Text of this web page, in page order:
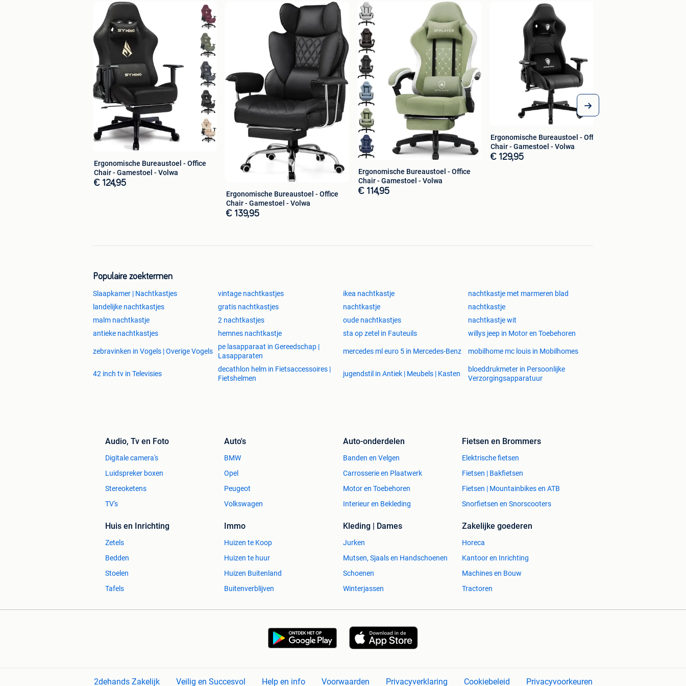
roze en groen.
Kenmerken van de wasbakkranen:
Kleur: wit/zwart/groen/blauw/roze
Afmetingen (l x b x h):
Kleur van het product: Zwart
Materiaal: bewerkt hout
Afmetingen per standaard: 34 x 30 x 14,5 cm (l x b x h)
Inhoud levering:
2 nachtkastjes
1 x Handleiding
Dit product wordt geleverd in 1 pakket.
Veiligheidswaarschuwing
Let op: installeer het zorgvuldig en zorg ervoor dat het meubel stabiel is voor gebruik. Niet
Ergonomische Bureaustoel - Office
Chair - Gamestoel - Volwa
€ 124,95
Ergonomische Bureaustoel - Office
Chair - Gamestoel - Volwa
€ 139,95
Ergonomische Bureaustoel - Office
Chair - Gamestoel - Volwa
€ 114,95
Ergonomische Bureaustoel - Office
Chair - Gamestoel - Volwa
€ 129,95
Populaire zoektermen
Slaapkamer | Nachtkastjes vintage nachtkastjes ikea nachtkastje
nachtkastje met marmeren blad
landelijke nachtkastjes
gratis nachtkastjes nachtkastje
nachtkastje
malm nachtkastje
2 nachtkastjes oude nachtkastjes
nachtkastje wit
antieke nachtkastjes
hemnes nachtkastje sta op zetel in Fauteuils willys jeep in Motor en Toebehoren
zebravinken in Vogels | Overige Vogels
pe lasapparaat in Gereedschap |
Lasapparaten
mercedes ml euro 5 in Mercedes-Benz mobilhome mc louis in Mobilhomes
42 inch tv in Televisies
decathlon helm in Fietsaccessoires |
Fietshelmen
jugendstil in Antiek | Meubels | Kasten
bloeddrukmeter in Persoonlijke
Verzorgingsapparatuur
Audio, Tv en Foto
Digitale camera's
Luidspreker boxen
Stereoketens
TV's
Auto's
BMW
Opel
Peugeot
Volkswagen
Auto-onderdelen
Banden en Velgen
Carrosserie en Plaatwerk
Motor en Toebehoren
Interieur en Bekleding
Fietsen en Brommers
Elektrische fietsen
Fietsen | Bakfietsen
Fietsen | Mountainbikes en ATB
Snorfietsen en Snorscooters
Huis en Inrichting
Zetels
Bedden
Stoelen
Tafels
Immo
Huizen te Koop
Huizen te huur
Huizen Buitenland
Buitenverblijven
Kleding | Dames
Jurken
Mutsen, Sjaals en Handschoenen
Schoenen
Winterjassen
Zakelijke goederen
Horeca
Kantoor en Inrichting
Machines en Bouw
Tractoren
2dehands Zakelijk Veilig en Succesvol Help en info Voorwaarden Privacyverklaring Cookiebeleid Privacyvoorkeuren